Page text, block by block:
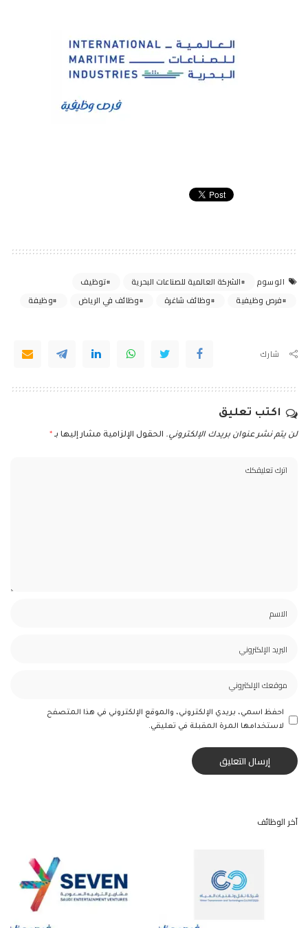
الوسوم الشركة العالمية للصناعات البحرية
توظيف
فرص وظيفية
وظائف شاغرة وظائف في الرياض وظيفة
شارك
اكتب تعليق
لن يتم نشر عنوان بريدك الإلكتروني. الحقول الإلزامية مشار إليها بـ *
احفظ اسمي، بريدي الإلكتروني، والموقع الإلكتروني في هذا المتصفح
لاستخدامها المرة المقبلة في تعليقي.
آخر الوظائف